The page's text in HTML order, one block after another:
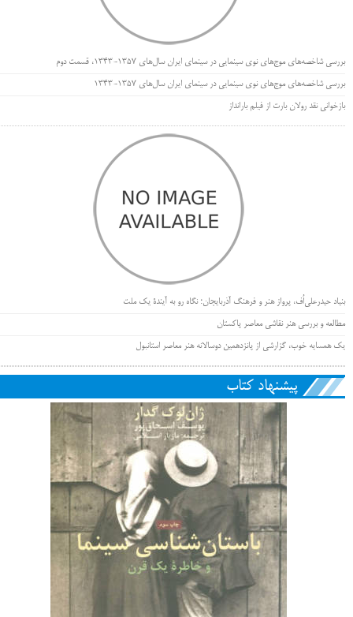
بررسی شاخصه‌های موج‌های نوی سینمایی در سینمای ایران سال‌های 1357-1343، قسمت دوم
بررسی شاخصه‌های موج‌های نوی سینمایی در سینمای ایران سال‌های 1357-1343
بازخوانی نقد رولان بارت از فیلم بارانداز
بنیاد حیدرعلی‌اُف، پرواز هنر و فرهنگ آذربایجان؛ نگاه رو به آیندۀ یک ملت
مطالعه و بررسی هنر نقاشی معاصر پاکستان
یک همسایه خوب، گزارشی از پانزدهمین دوسالانه هنر معاصر استانبول
پیشنهاد کتاب